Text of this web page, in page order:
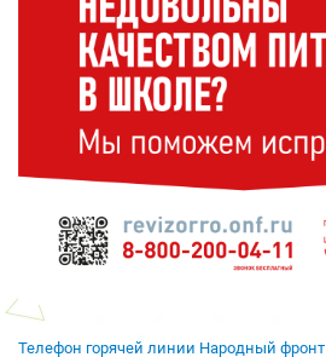
Телефон горячей линии Народный фронт